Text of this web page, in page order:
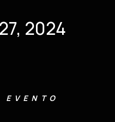
2024
EVENTO